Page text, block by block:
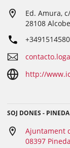
Ed. Amura,
28108
http://
SOJ DONES -
Ajuntament
08397